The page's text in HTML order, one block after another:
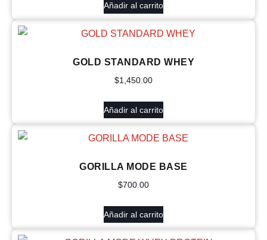
Añadir al carrito
GOLD STANDARD WHEY
$1,450.00
Añadir al carrito
GORILLA MODE BASE
$700.00
Añadir al carrito